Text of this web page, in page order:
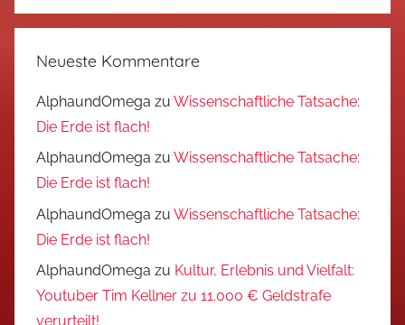
Neueste Kommentare
AlphaundOmega zu Wissenschaftliche Tatsache:
Die Erde ist flach!
AlphaundOmega zu Wissenschaftliche Tatsache:
Die Erde ist flach!
AlphaundOmega zu Wissenschaftliche Tatsache:
Die Erde ist flach!
AlphaundOmega zu Kultur, Erlebnis und Vielfalt:
Youtuber Tim Kellner zu 11.000 € Geldstrafe
verurteilt!